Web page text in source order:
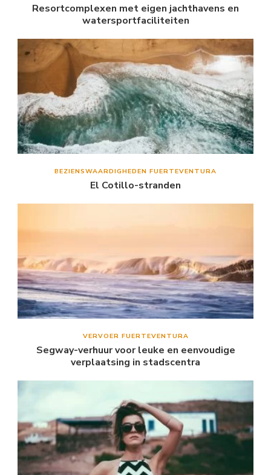
Resortcomplexen met eigen jachthavens en
watersportfaciliteiten
BEZIENSWAARDIGHEDEN FUERTEVENTURA
El Cotillo-stranden
VERVOER FUERTEVENTURA
Segway-verhuur voor leuke en eenvoudige
verplaatsing in stadscentra